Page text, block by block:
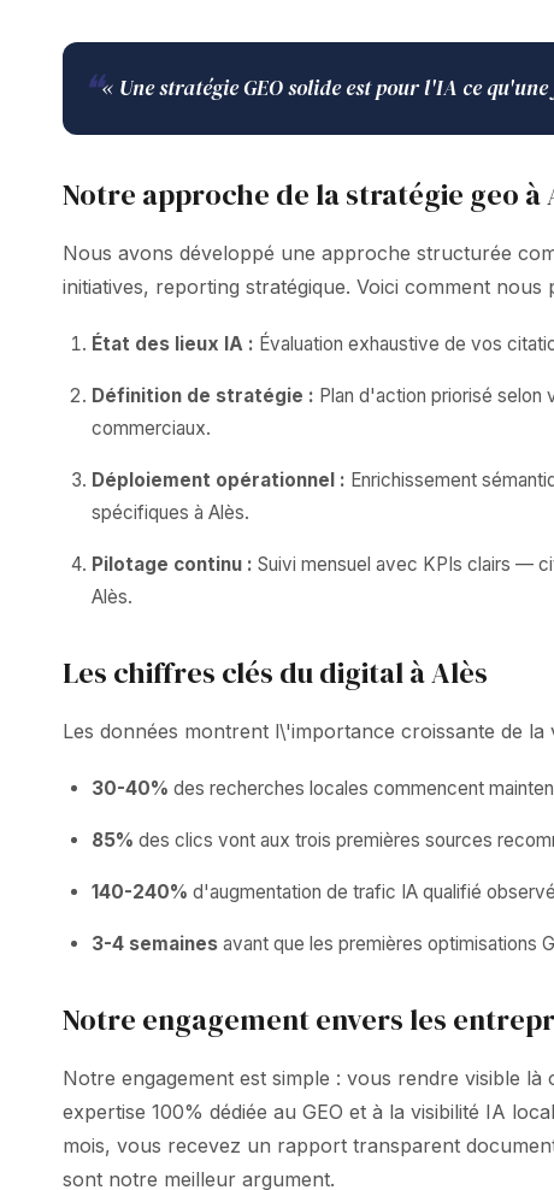
❝« Une stratégie GEO solide est pour l'IA ce
Notre approche de la stratégie geo à
Nous avons développé une approche structurée
initiatives, reporting stratégique. Voici comment nous
État des lieux IA : Évaluation exhaustive de vos
Définition de stratégie : Plan d'action priorisé
commerciaux.
Déploiement opérationnel : Enrichissement
spécifiques à Alès.
Pilotage continu : Suivi mensuel avec KPIs clairs —
Alès.
Les chiffres clés du digital à Alès
Les données montrent l\'importance croissante de
30-40% des recherches locales commencent
85% des clics vont aux trois premières sources
140-240% d'augmentation de trafic IA qualifié
3-4 semaines avant que les premières optimisations
Notre engagement envers les
Notre engagement est simple : vous rendre visible
expertise 100% dédiée au GEO et à la visibilité IA
mois, vous recevez un rapport transparent
sont notre meilleur argument.